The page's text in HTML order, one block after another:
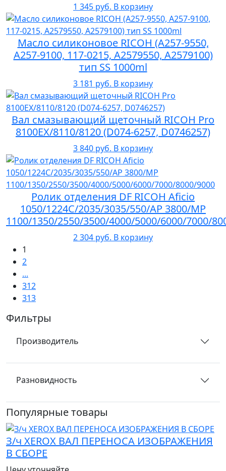
1 345 руб. В корзину
Масло силиконовое RICOH (A257-9550,
A257-9100, 117-0215, A2579550, A2579100)
тип SS 1000ml
3 181 руб. В корзину
Вал смазывающий щеточный RICOH Pro
8100EX/8110/8120 (D074-6257, D0746257)
3 840 руб. В корзину
Ролик отделения DF RICOH Aficio
1050/1224C/2035/3035/550/AP 3800/MP
1100/1350/2550/3500/4000/5000/6000/7000/
2 304 руб. В корзину
1
2
...
312
313
Фильтры
Производитель
Разновидность
Популярные товары
З/ч XEROX ВАЛ ПЕРЕНОСА ИЗОБРАЖЕНИЯ
В СБОРЕ